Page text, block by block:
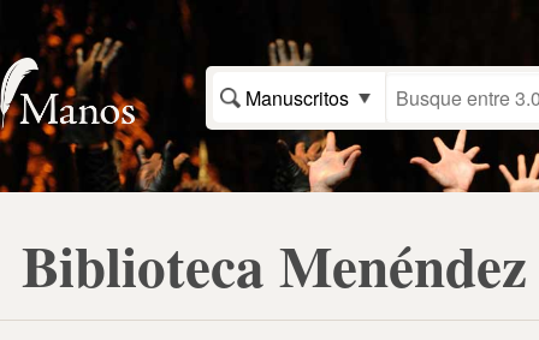
Manuscritos
Biblioteca